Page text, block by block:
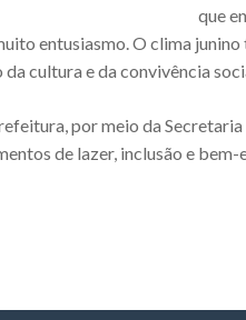
que
entusiasmo. O clima
cultura e da convivência
por meio da
de lazer, inclusão e